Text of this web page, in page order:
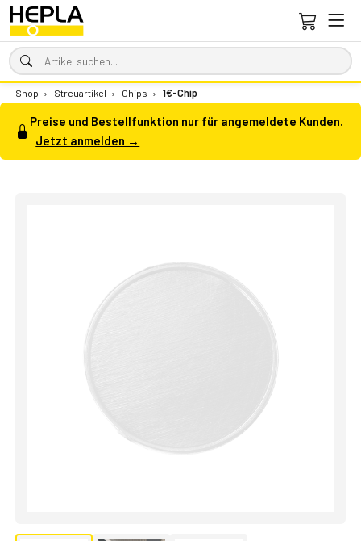
Shop › Streuartikel › Chips › 1€-Chip
Preise und Bestellfunktion nur für angemeldete Kunden.
Jetzt anmelden →